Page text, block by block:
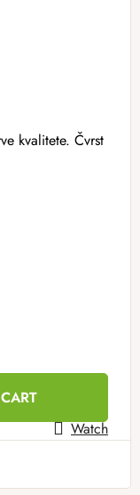
kvalitete. Čvrst
Watch